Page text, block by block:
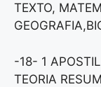
TEXTO,
-18- 1
TEORIA